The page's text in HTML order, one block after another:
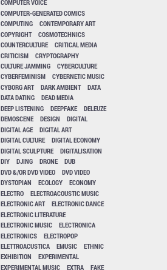
COMPUTER VOICE
COMPUTER-GENERATED COMICS
COMPUTING
CONTEMPORARY ART
COPYRIGHT
COSMOTECHNICS
COUNTERCULTURE
CRITICAL MEDIA
CRITICISM
CRYPTOGRAPHY
CULTURE JAMMING
CYBERCULTURE
CYBERFEMINISM
CYBERNETIC MUSIC
CYBORG ART
DARK AMBIENT
DATA
DATA DATING
DEAD MEDIA
DEEP LISTENING
DEEPFAKE
DELEUZE
DEMOSCENE
DESIGN
DIGITAL
DIGITAL AGE
DIGITAL ART
DIGITAL CULTURE
DIGITAL ECONOMY
DIGITAL SCULPTURE
DIGITALISATION
DIY
DJING DRONE
DUB
DVD &/OR DVD VIDEO
DVD VIDEO
DYSTOPIAN
ECOLOGY
ECONOMY
ELECTRO
ELECTROACOUSTIC MUSIC
ELECTRONIC ART
ELECTRONIC DANCE
ELECTRONIC LITERATURE
ELECTRONIC MUSIC
ELECTRONICA
ELECTRONICS
ELECTROPOP
ELETTROACUSTICA
EMUSIC
ETHNIC
EXHIBITION
EXPERIMENTAL
EXPERIMENTAL MUSIC
EXTRA
FAKE